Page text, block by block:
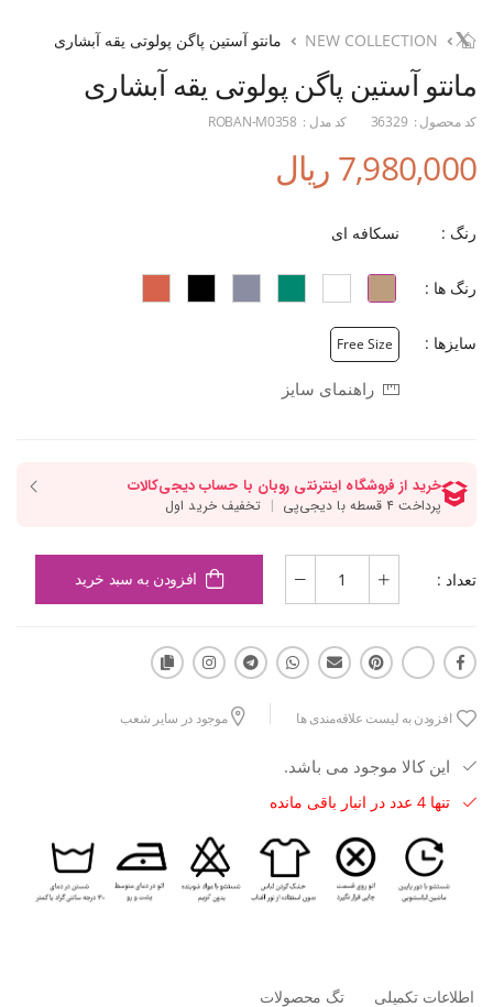
NEW COLLECTION مانتو آستین پاگن پولوتی یقه آبشاری
مانتو آستین پاگن پولوتی یقه آبشاری
کد محصول : 36329 کد مدل : ROBAN-M0358
7,980,000 ریال
رنگ : نسکافه ای
رنگ ها :
سایزها : Free Size
راهنمای سایز
تعداد : افزودن به سبد خرید
افزودن به لیست علاقه‌مندی ها موجود در سایر شعب
این کالا موجود می باشد.
تنها 4 عدد در انبار باقی مانده
اطلاعات تکمیلی تگ محصولات